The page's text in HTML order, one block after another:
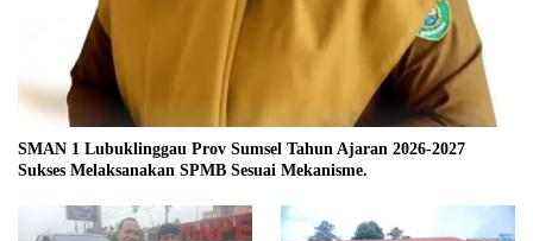
SMAN 1 Lubuklinggau Prov Sumsel Tahun Ajaran 2026-2027
Sukses Melaksanakan SPMB Sesuai Mekanisme.